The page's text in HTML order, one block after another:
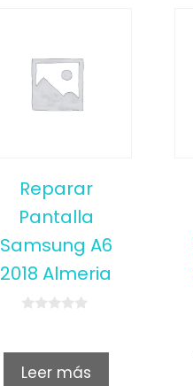
Reparar
Pantalla
Samsung A6
2018 Almeria
oLeer más